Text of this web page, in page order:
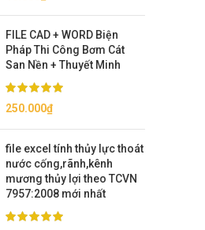
FILE CAD + WORD Biện
Pháp Thi Công Bơm Cát
San Nền + Thuyết Minh
250.000₫
file excel tính thủy lực thoát
nước cống,rãnh,kênh
mương thủy lợi theo TCVN
7957:2008 mới nhất